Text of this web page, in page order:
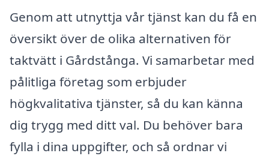
Genom att utnyttja vår tjänst kan du få en
översikt över de olika alternativen för
taktvätt i Gårdstånga. Vi samarbetar med
pålitliga företag som erbjuder
högkvalitativa tjänster, så du kan känna
dig trygg med ditt val. Du behöver bara
fylla i dina uppgifter, och så ordnar vi